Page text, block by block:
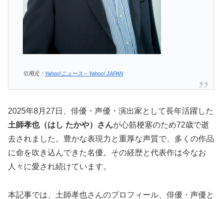
引用元： Yahoo!ニュース – Yahoo! JAPAN
2025年8月27日、俳優・声優・演出家として長年活躍した
土師孝也（はし たかや）さんが心筋梗塞のため72歳で逝
去されました。豊かな表現力と重厚な声質で、多くの作品
に命を吹き込んできた名優。その経歴と代表作は今なお
人々に愛され続けています。
本記事では、土師孝也さんのプロフィール、俳優・声優と